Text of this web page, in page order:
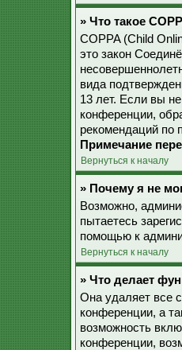
» Что такое
COPPA (Child
это закон
вида
13 лет. Если вы
конференции,
рекомендаций по
Примечание
Вернуться к началу
» Почему я не
Возможно,
пытаетесь
помощью к
Вернуться к началу
» Что делает
Она удаляет все
конференции, а
возможность
конференции,